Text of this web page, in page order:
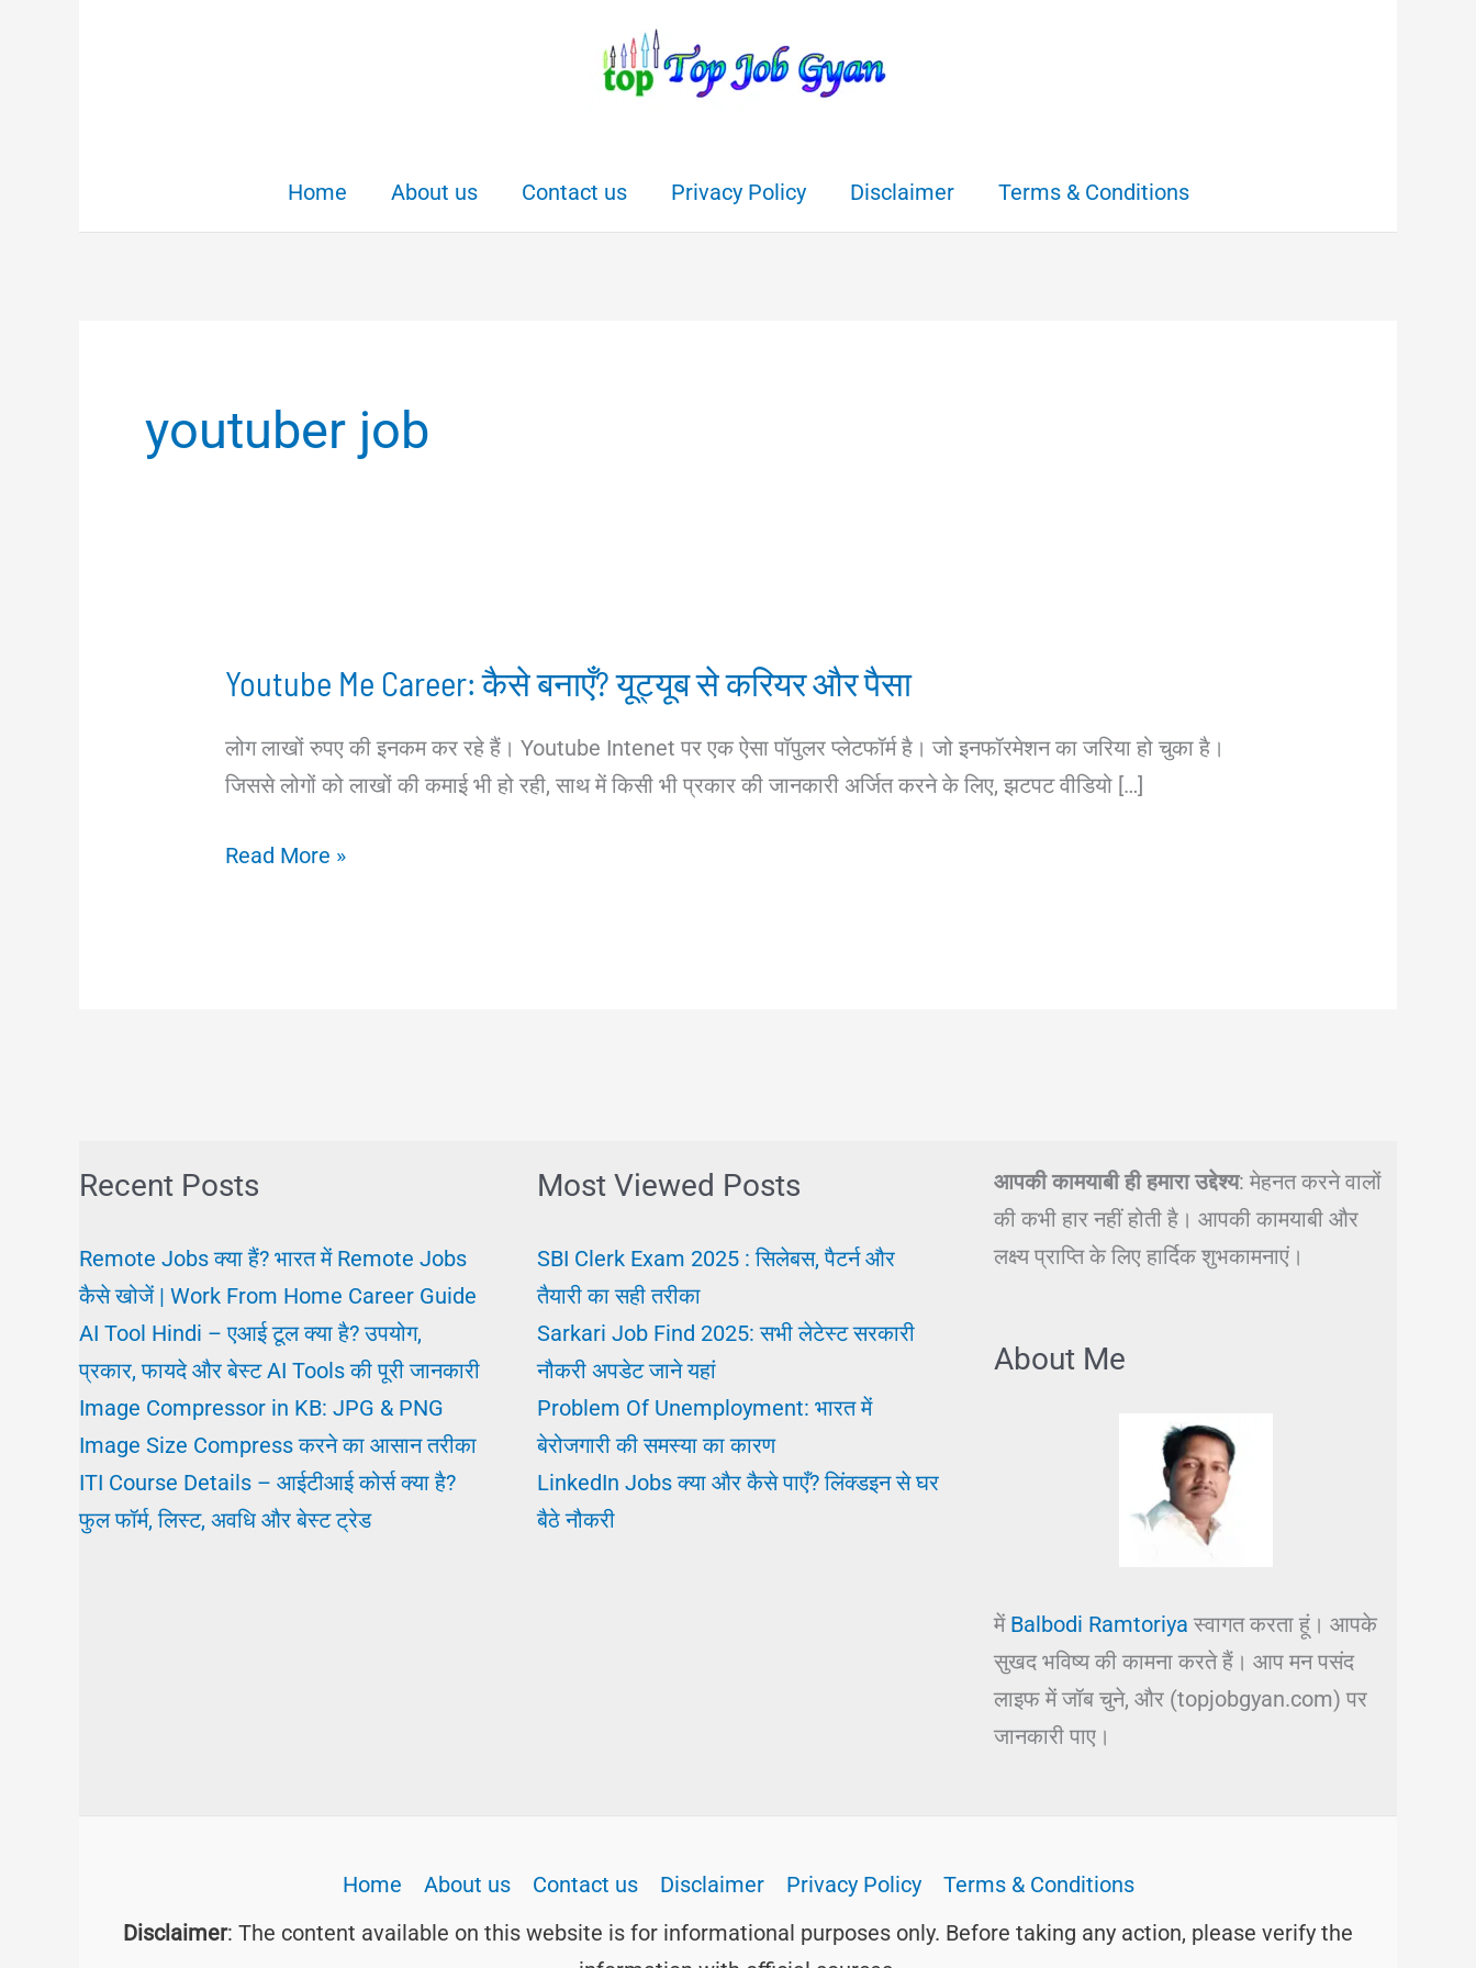
Home About us Contact us Privacy Policy Disclaimer Terms & Conditions
youtuber job
Youtube Me Career: कैसे बनाएँ? यूट्यूब से करियर और पैसा
लोग लाखों रुपए की इनकम कर रहे हैं। Youtube Intenet पर एक ऐसा पॉपुलर प्लेटफॉर्म है। जो इनफॉरमेशन का जरिया हो चुका है।
जिससे लोगों को लाखों की कमाई भी हो रही, साथ में किसी भी प्रकार की जानकारी अर्जित करने के लिए, झटपट वीडियो […]
Youtube
पैसा
Read More »
Recent Posts
Remote Jobs क्या हैं? भारत में Remote Jobs
कैसे खोजें | Work From Home Career Guide
AI Tool Hindi – एआई टूल क्या है? उपयोग,
प्रकार, फायदे और बेस्ट AI Tools की पूरी जानकारी
Image Compressor in KB: JPG & PNG
Image Size Compress करने का आसान तरीका
ITI Course Details – आईटीआई कोर्स क्या है?
फुल फॉर्म, लिस्ट, अवधि और बेस्ट ट्रेड
Most Viewed Posts
SBI Clerk Exam 2025 : सिलेबस, पैटर्न और
तैयारी का सही तरीका
Sarkari Job Find 2025: सभी लेटेस्ट सरकारी
नौकरी अपडेट जाने यहां
Problem Of Unemployment: भारत में
बेरोजगारी की समस्या का कारण
LinkedIn Jobs क्या और कैसे पाएँ? लिंक्डइन से घर
बैठे नौकरी
आपकी कामयाबी ही हमारा उद्देश्य: मेहनत करने वालों
की कभी हार नहीं होती है। आपकी कामयाबी और
लक्ष्य प्राप्ति के लिए हार्दिक शुभकामनाएं।
About Me
में Balbodi Ramtoriya स्वागत करता हूं। आपके
सुखद भविष्य की कामना करते हैं। आप मन पसंद
लाइफ में जॉब चुने, और (topjobgyan.com) पर
जानकारी पाए।
Home About us Contact us Disclaimer Privacy Policy
Terms & Conditions
Disclaimer: The content available on this website is for informational purposes only. Before taking any action, please verify the